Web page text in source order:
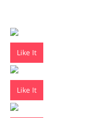
Like It
Like It